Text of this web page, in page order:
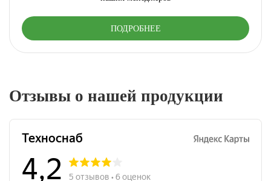
ПОДРОБНЕЕ
Отзывы о нашей продукции